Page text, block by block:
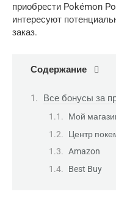
приобрести Pokémon
интересуют
заказ.
Содержание
Все бонусы за
Мой
Центр
Amazon
Best Buy